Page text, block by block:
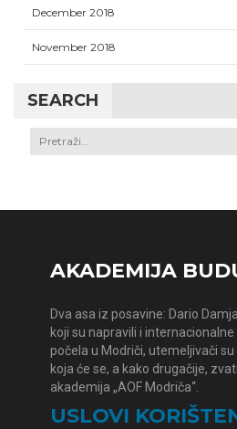
December 2018
November 2018
SEARCH
AKADEMIJA
Dva asa iz posavine: Dario
koji su napravili i
počela u Modriči, utemeljivači
koja će se, a kako drugačije,
akademija „AOF Modriča“.
USLOVI